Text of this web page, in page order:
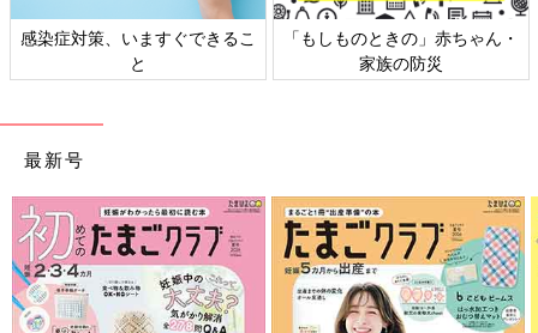
感染症対策、いますぐできるこ
と
「もしものときの」赤ちゃん・
家族の防災
最新号